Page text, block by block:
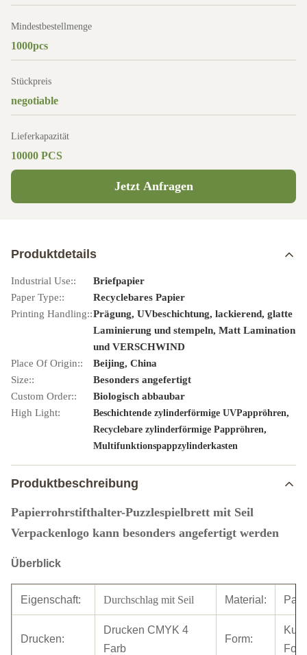
Mindestbestellmenge
1000pcs
Stückpreis
negotiable
Lieferkapazität
10000 PCS
Jetzt Anfragen
Produktdetails
Industrial Use::
Briefpapier
Paper Type::
Recyclebares Papier
Printing Handling::Prägung, UVbeschichtung, lackierend, glatte
Laminierung und stempeln, Matt Lamination
und VERSCHWIND
Place Of Origin::
Beijing, China
Size::
Besonders angefertigt
Custom Order::
Biologisch abbaubar
High Light:
Beschichtende zylinderförmige UVPappröhren,
Recyclebare zylinderförmige Pappröhren,
Multifunktionspappzylinderkasten
Produktbeschreibung
Papierrohrstifthalter-Puzzlespielbrett mit Seil
Verpackenlogo kann besonders angefertigt werden
Überblick
Eigenschaft: Durchschlag mit Seil Material:
Drucken:
Drucken CMYK 4
Farb
Form: